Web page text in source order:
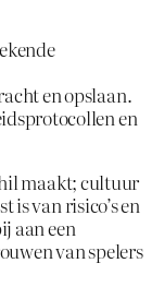
en opslaan.
en
maakt; cultuur
is van risico’s en
aan een
van spelers